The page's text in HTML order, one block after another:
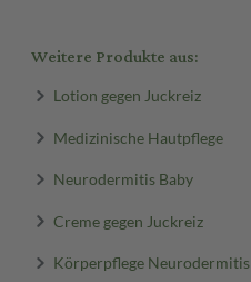
Weitere Produkte aus:
Lotion gegen Juckreiz
Medizinische Hautpflege
Neurodermitis Baby
Creme gegen Juckreiz
Körperpflege Neurodermitis